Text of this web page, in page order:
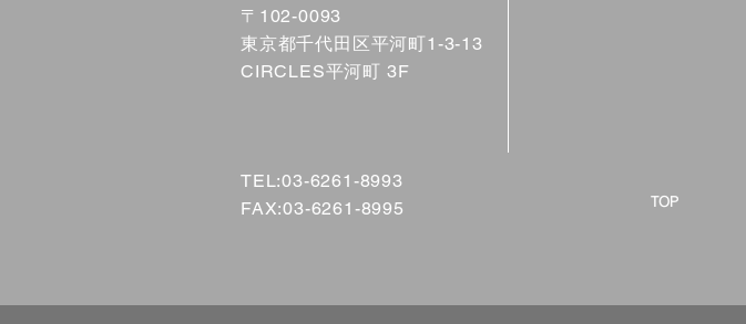
〒102-0093
東京都千代田区平河町1-3-13
CIRCLES平河町 3F
TEL:03-6261-8993
FAX:03-6261-8995
TOP